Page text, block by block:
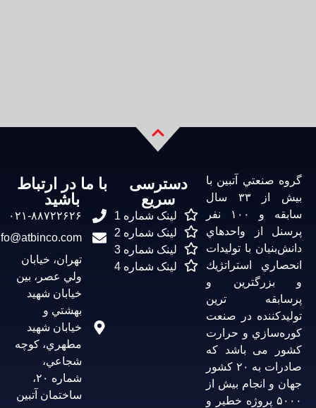
گروه صنعتي آتبين با
بیش از ۳۳ سال
سابقه و ۱۰۰ نفر
پرسنل از واحدهاي
دانش‌بنيان با توليدات
انحصاري استراتژيك
و بزرگترین و
پرسابقه ترین
تولیدکننده در صنعت
كوره‌سازي و حرارت
کشور می باشد که
صادرات به ۲۰ كشور
جهان و انجام بيش از
۵۰۰۰ پروژه خطير و
دسترسی
سریع
لینک شماره 1
لینک شماره 2
لینک شماره 3
لینک شماره 4
با ما در ارتباط
باشید
۰۲۱-۸۸۷۲۲۶۲۶
info@atbinco.com
تهران، خيابان
ولي عصر، بين
خیابان شهيد
بهشتي و
خیابان شهید
مطهري، کوچه
شجاعي،
شماره ۲۰،
ساختمان آتبين